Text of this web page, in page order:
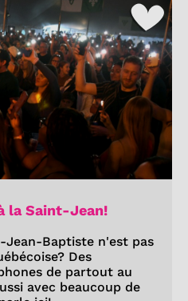
la Saint-Jean!
Jean-Baptiste n'est pas
Des
de partout au
avec beaucoup de